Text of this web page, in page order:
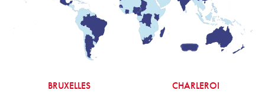
BRUXELLES CHARLEROI